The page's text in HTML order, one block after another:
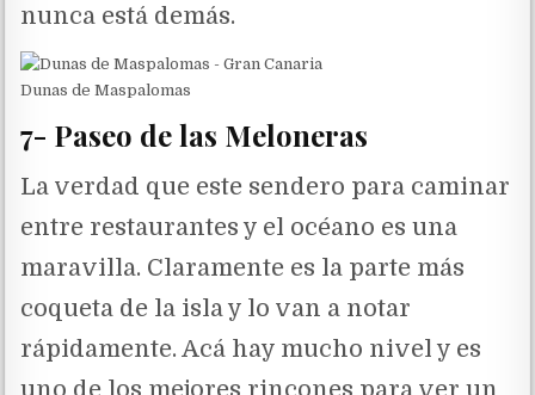
nunca está demás.
Dunas de Maspalomas
7- Paseo de las Meloneras
La verdad que este sendero para caminar
entre restaurantes y el océano es una
maravilla. Claramente es la parte más
coqueta de la isla y lo van a notar
rápidamente. Acá hay mucho nivel y es
uno de los mejores rincones para ver un